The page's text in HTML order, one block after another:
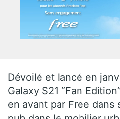
Dévoilé et lancé en
Galaxy S21 “Fan
en avant par Free dans